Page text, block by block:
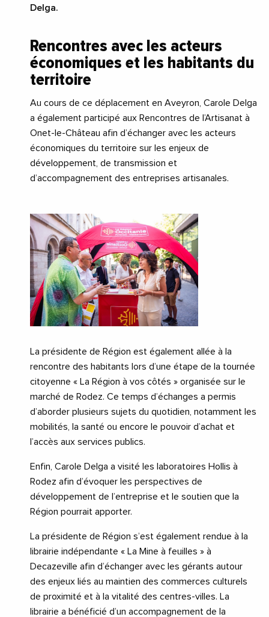
Delga.
Rencontres avec les acteurs
économiques et les habitants du
territoire
Au cours de ce déplacement en Aveyron, Carole Delga
a également participé aux Rencontres de l’Artisanat à
Onet-le-Château afin d’échanger avec les acteurs
économiques du territoire sur les enjeux de
développement, de transmission et
d’accompagnement des entreprises artisanales.
La présidente de Région est également allée à la
rencontre des habitants lors d’une étape de la tournée
citoyenne « La Région à vos côtés » organisée sur le
marché de Rodez. Ce temps d’échanges a permis
d’aborder plusieurs sujets du quotidien, notamment les
mobilités, la santé ou encore le pouvoir d’achat et
l’accès aux services publics.
Enfin, Carole Delga a visité les laboratoires Hollis à
Rodez afin d’évoquer les perspectives de
développement de l’entreprise et le soutien que la
Région pourrait apporter.
La présidente de Région s’est également rendue à la
librairie indépendante « La Mine à feuilles » à
Decazeville afin d’échanger avec les gérants autour
des enjeux liés au maintien des commerces culturels
de proximité et à la vitalité des centres-villes. La
librairie a bénéficié d’un accompagnement de la